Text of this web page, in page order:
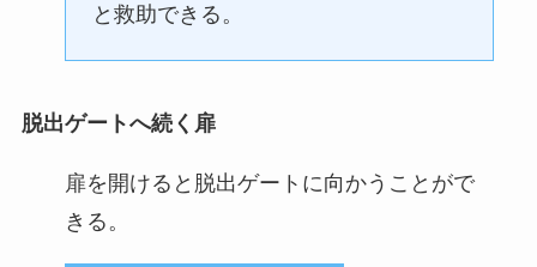
と救助できる。
脱出ゲートへ続く扉
扉を開けると脱出ゲートに向かうことがで
きる。